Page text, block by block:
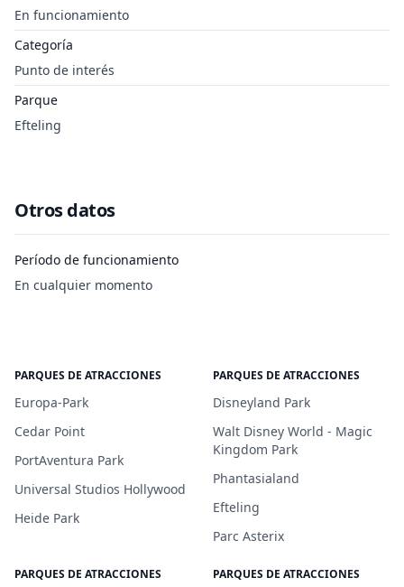
En funcionamiento
Categoría
Punto de interés
Parque
Efteling
Otros datos
Período de funcionamiento
En cualquier momento
PARQUES DE ATRACCIONES
Europa-Park
Cedar Point
PortAventura Park
Universal Studios Hollywood
Heide Park
PARQUES DE ATRACCIONES
Disneyland Park
Walt Disney World - Magic
Kingdom Park
Phantasialand
Efteling
Parc Asterix
PARQUES DE ATRACCIONES PARQUES DE ATRACCIONES